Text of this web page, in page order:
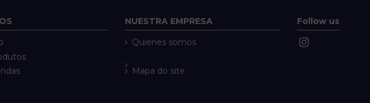
NUESTRA EMPRESA
Quienes somos
Mapa do site
Follow us